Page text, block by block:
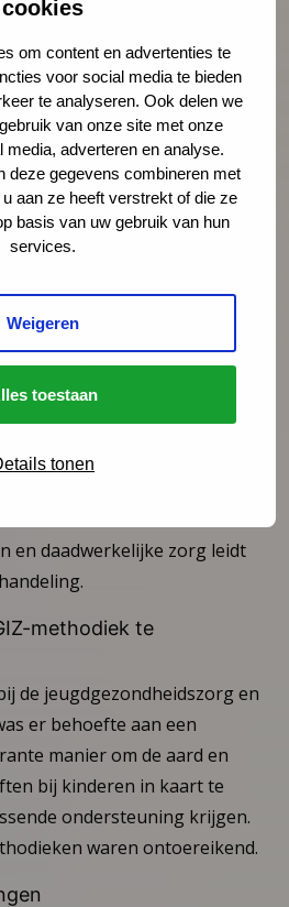
cookies
om content en advertenties te
voor social media te bieden
te analyseren. Ook delen we
van onze site met onze
media, adverteren en analyse.
deze gegevens combineren met
aan ze heeft verstrekt of die ze
basis van uw gebruik van hun
services.
Weigeren
toestaan
tonen
effectief.
versie de factsheet van de
en knelt. Cliënten
gehoord en gezien en
plekken opnieuw hun
leefgebieden ligt en in het
is te onvoldoende goed in
ouders en
de juiste hulp ontvangen.
problemen geen hulp
kinderen zonder serieuze
en daadwerkelijke zorg leidt
methodiek te
de jeugdgezondheidszorg en
er behoefte aan een
manier om de aard en
bij kinderen in kaart te
ondersteuning krijgen.
waren ontoereikend.